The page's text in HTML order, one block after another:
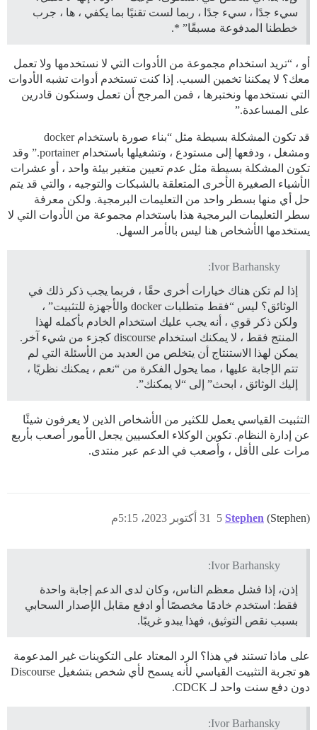
سيء جدًا ، سيء جدًا ، ربما لست تقنيًا بما يكفي ، ها ، جرب
خططنا المدفوعة مسبقًا” *.
أو ، “تريد استخدام مجموعة من الأدوات التي لا نستخدمها ولا تعمل
معك؟ لا يمكننا تخمين السبب. إذا كنت تستخدم أدوات تشبه الأدوات
التي نستخدمها ونختبرها ، فمن المرجح أن تعمل وسنكون قادرين
على المساعدة.”
قد تكون المشكلة بسيطة مثل “بناء صورة باستخدام docker
ومشغل ، ودفعها إلى مستودع ، وتشغيلها باستخدام portainer.” وقد
تكون المشكلة بسيطة مثل عدم تعيين متغير بيئة واحد ، أو عشرات
الأشياء الصغيرة الأخرى المتعلقة بالشبكات والتوجيه ، والتي قد يتم
حل أي منها بسطر واحد من التعليمات البرمجية. ولكن معرفة
سطر التعليمات البرمجية هذا باستخدام مجموعة من الأدوات التي لا
يستخدمها الأشخاص هنا ليس بالأمر السهل.
Ivor Barhansky:
إذا لم تكن هناك خيارات أخرى حقًا ، فربما يجب ذكر ذلك في
الوثائق؟ ليس “فقط متطلبات docker والأجهزة للتثبيت” ،
ولكن ذكر قوي ، أنه يجب عليك استخدام الخادم بأكمله لهذا
المنتج فقط ، لا يمكنك استخدام discourse كجزء من شيء آخر.
يمكن لهذا الاستنتاج أن يتخلص من العديد من الأسئلة التي لم
تتم الإجابة عليها ، مما يحول الفكرة من “نعم ، يمكنك نظريًا ،
إليك الوثائق ، ابحث” إلى “لا يمكنك”.
التثبيت القياسي يعمل للكثير من الأشخاص الذين لا يعرفون شيئًا
عن إدارة النظام. تكوين الوكلاء العكسيين يجعل الأمور أصعب بأربع
مرات على الأقل ، وأصعب في الدعم عبر منتدى.
Stephen (Stephen) 31 أكتوبر 2023، 5:15م 5
Ivor Barhansky:
إذن، إذا فشل معظم الناس، وكان لدى الدعم إجابة واحدة
فقط: استخدم خادمًا مخصصًا أو ادفع مقابل الإصدار السحابي
بسبب نقص التوثيق، فهذا يبدو غريبًا.
على ماذا تستند في هذا؟ الرد المعتاد على التكوينات غير المدعومة
هو تجربة التثبيت القياسي لأنه يسمح لأي شخص بتشغيل Discourse
دون دفع سنت واحد لـ CDCK.
Ivor Barhansky: